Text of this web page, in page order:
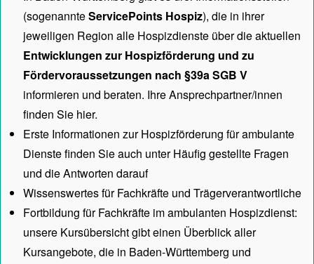
(sogenannteServicePoints Hospiz), die in ihrer
jeweiligen Region alle Hospizdienste über die aktuellen
Entwicklungen zur Hospizförderung und zu
Fördervoraussetzungen nach §39a SGB V
informieren und beraten. Ihre Ansprechpartner/innen
finden Sie hier.
Erste Informationen zur Hospizförderung für ambulante
Dienste finden Sie auch unterHäufig gestellte Fragen
und die Antworten darauf
Wissenswertes für Fachkräfte und Trägerverantwortliche
Fortbildung für Fachkräfte im ambulanten Hospizdienst:
unsere Kursübersichtgibt einen Überblick aller
Kursangebote, die in Baden-Württemberg und